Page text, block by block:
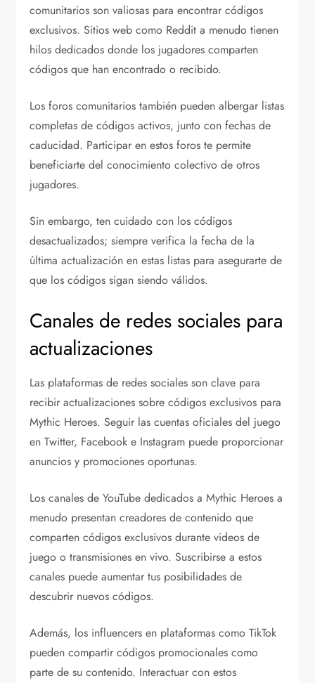
comunitarios son valiosas para encontrar códigos
exclusivos. Sitios web como Reddit a menudo tienen
hilos dedicados donde los jugadores comparten
códigos que han encontrado o recibido.
Los foros comunitarios también pueden albergar listas
completas de códigos activos, junto con fechas de
caducidad. Participar en estos foros te permite
beneficiarte del conocimiento colectivo de otros
jugadores.
Sin embargo, ten cuidado con los códigos
desactualizados; siempre verifica la fecha de la
última actualización en estas listas para asegurarte de
que los códigos sigan siendo válidos.
Canales de redes sociales para
actualizaciones
Las plataformas de redes sociales son clave para
recibir actualizaciones sobre códigos exclusivos para
Mythic Heroes. Seguir las cuentas oficiales del juego
en Twitter, Facebook e Instagram puede proporcionar
anuncios y promociones oportunas.
Los canales de YouTube dedicados a Mythic Heroes a
menudo presentan creadores de contenido que
comparten códigos exclusivos durante videos de
juego o transmisiones en vivo. Suscribirse a estos
canales puede aumentar tus posibilidades de
descubrir nuevos códigos.
Además, los influencers en plataformas como TikTok
pueden compartir códigos promocionales como
parte de su contenido. Interactuar con estos